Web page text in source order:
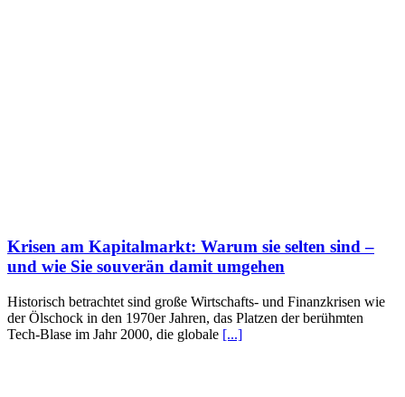
Krisen am Kapitalmarkt: Warum sie selten sind –
und wie Sie souverän damit umgehen
Historisch betrachtet sind große Wirtschafts- und Finanzkrisen wie
der Ölschock in den 1970er Jahren, das Platzen der berühmten
Tech-Blase im Jahr 2000, die globale [...]